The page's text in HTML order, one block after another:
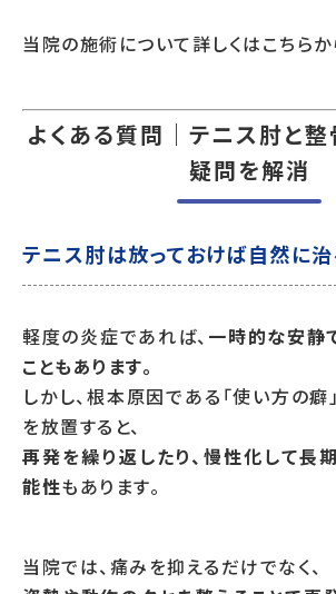
当院の施術について詳しくはこちらか
よくある質問｜テニス肘と
疑問を解消
テニス肘は放っておけば自然に治
軽度の炎症であれば、 一時的な安静
こともあります。
しかし、根本原因である「使い方の癖
を放置すると、
再発を繰り返したり、慢性化して長
能性もあります。
当院では、痛みを抑えるだけでなく、